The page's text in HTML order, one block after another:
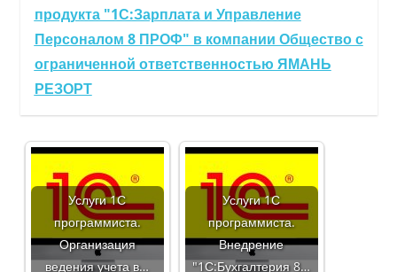
продукта "1С:Зарплата и Управление
Персоналом 8 ПРОФ" в компании Общество с
ограниченной ответственностью ЯМАНЬ
РЕЗОРТ
Услуги 1С
программиста.
Организация
ведения учета в…
Услуги 1С
программиста.
Внедрение
"1С:Бухгалтерия 8…